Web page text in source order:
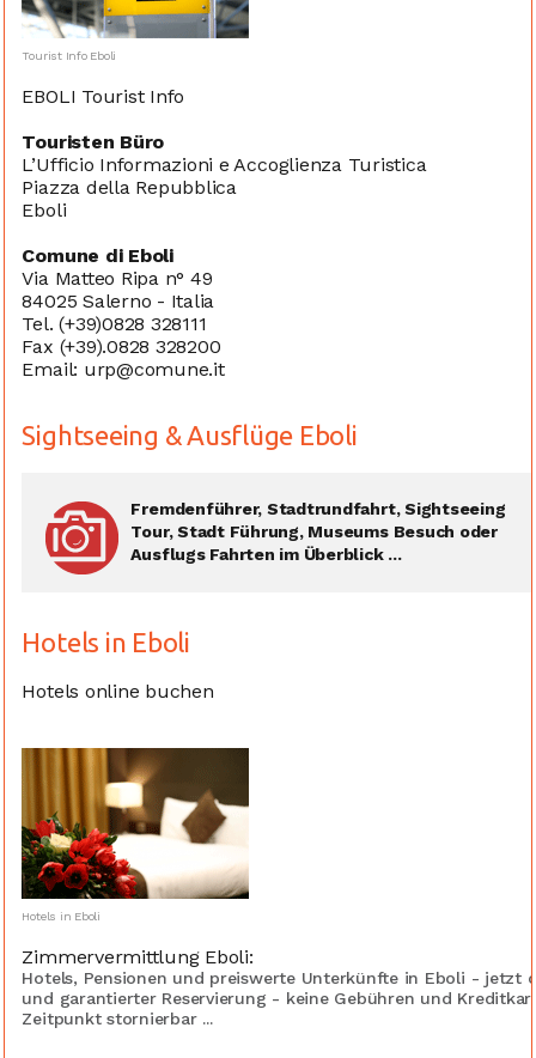
Tourist Info Eboli
EBOLI Tourist Info
Touristen Büro
L’Ufficio Informazioni e Accoglienza Turistica
Piazza della Repubblica
Eboli
Comune di Eboli
Via Matteo Ripa n° 49
84025 Salerno - Italia
Tel. (+39)0828 328111
Fax (+39).0828 328200
Email: urp@comune.it
Sightseeing & Ausflüge Eboli
Fremdenführer, Stadtrundfahrt, Sightseeing
Tour, Stadt Führung, Museums Besuch oder
Ausflugs Fahrten im Überblick ...
Hotels in Eboli
Hotels online buchen
Hotels in Eboli
Zimmervermittlung Eboli:
Hotels, Pensionen und preiswerte Unterkünfte in Eboli -
und garantierter Reservierung - keine Gebühren und
Zeitpunkt stornierbar ...